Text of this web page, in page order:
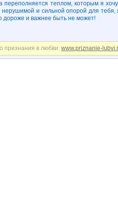
теплом, которым я
и сильной опорой для
дороже и важнее быть не может!
признания в любви: www.priznanie-